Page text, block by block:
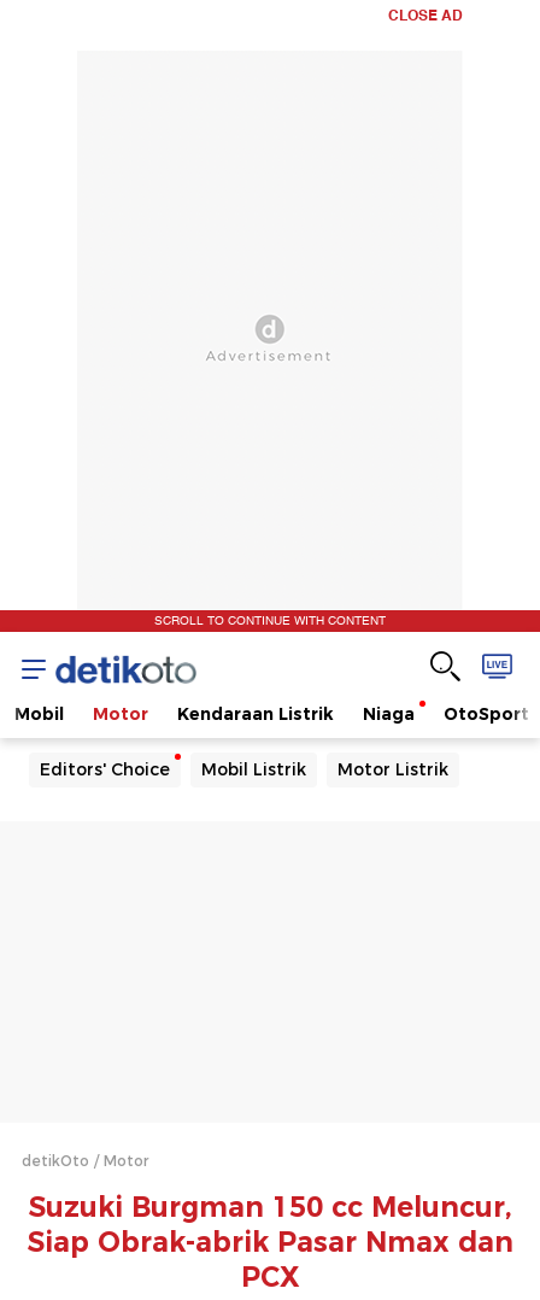
CLOSE AD
SCROLL TO CONTINUE WITH CONTENT
Mobil Motor Kendaraan Listrik Niaga OtoSport
Editors' Choice Mobil Listrik Motor Listrik
detikOto Motor
Suzuki Burgman 150 cc Meluncur,
Siap Obrak-abrik Pasar Nmax dan
PCX